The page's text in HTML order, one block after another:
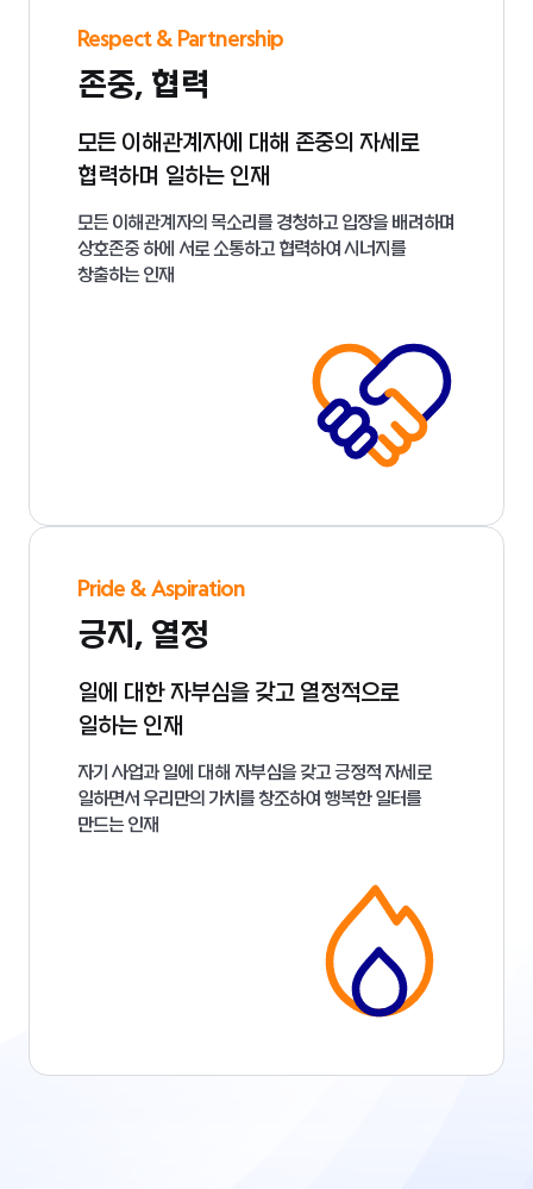
Respect & Partnership
존중, 협력
모든 이해관계자에 대해 존중의 자세로
협력하며 일하는 인재
모든 이해관계자의 목소리를 경청하고 입장을 배려하며
상호존중 하에 서로 소통하고 협력하여 시너지를
창출하는 인재
Pride & Aspiration
긍지, 열정
일에 대한 자부심을 갖고 열정적으로
일하는 인재
자기 사업과 일에 대해 자부심을 갖고 긍정적 자세로
일하면서 우리만의 가치를 창조하여 행복한 일터를
만드는 인재